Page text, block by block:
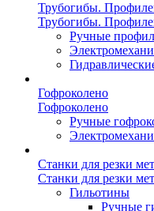
Трубогибы.
Трубогибы.
Ручные
Гофроколено
Гофроколено
Ручные
Станки для резки
Станки для резки
Гильотины
Ручные